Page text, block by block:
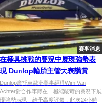
賽事消息
在極具挑戰的賽況中展現強勢表
現 Dunlop輪胎主管大表讚賞
Dunlop摩托車歐洲賽事經理Wim Van
Achter對合作車隊在「極端嚴苛的賽況下展
現強勢表現」給予高度評價，此次24小時